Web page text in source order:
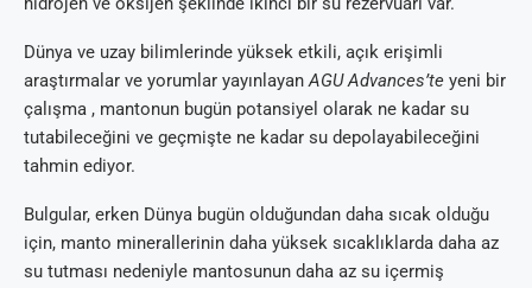
Dünya ve uzay bilimlerinde yüksek etkili, açık erişimli
araştırmalar ve yorumlar yayınlayanAGU Advances’te yeni bir
çalışma , mantonun bugün potansiyel olarak ne kadar su
tutabileceğini ve geçmişte ne kadar su depolayabileceğini
tahmin ediyor.
Bulgular, erken Dünya bugün olduğundan daha sıcak olduğu
için, manto minerallerinin daha yüksek sıcaklıklarda daha az
su tutması nedeniyle mantosunun daha az su içermiş